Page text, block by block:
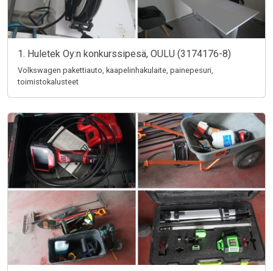
1. Huletek Oy:n konkurssipesä, OULU (3174176-8)
Volkswagen pakettiauto, kaapelinhakulaite, painepesuri,
toimistokalusteet